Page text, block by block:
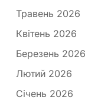
Травень 2026
Квітень 2026
Березень 2026
Лютий 2026
Січень 2026